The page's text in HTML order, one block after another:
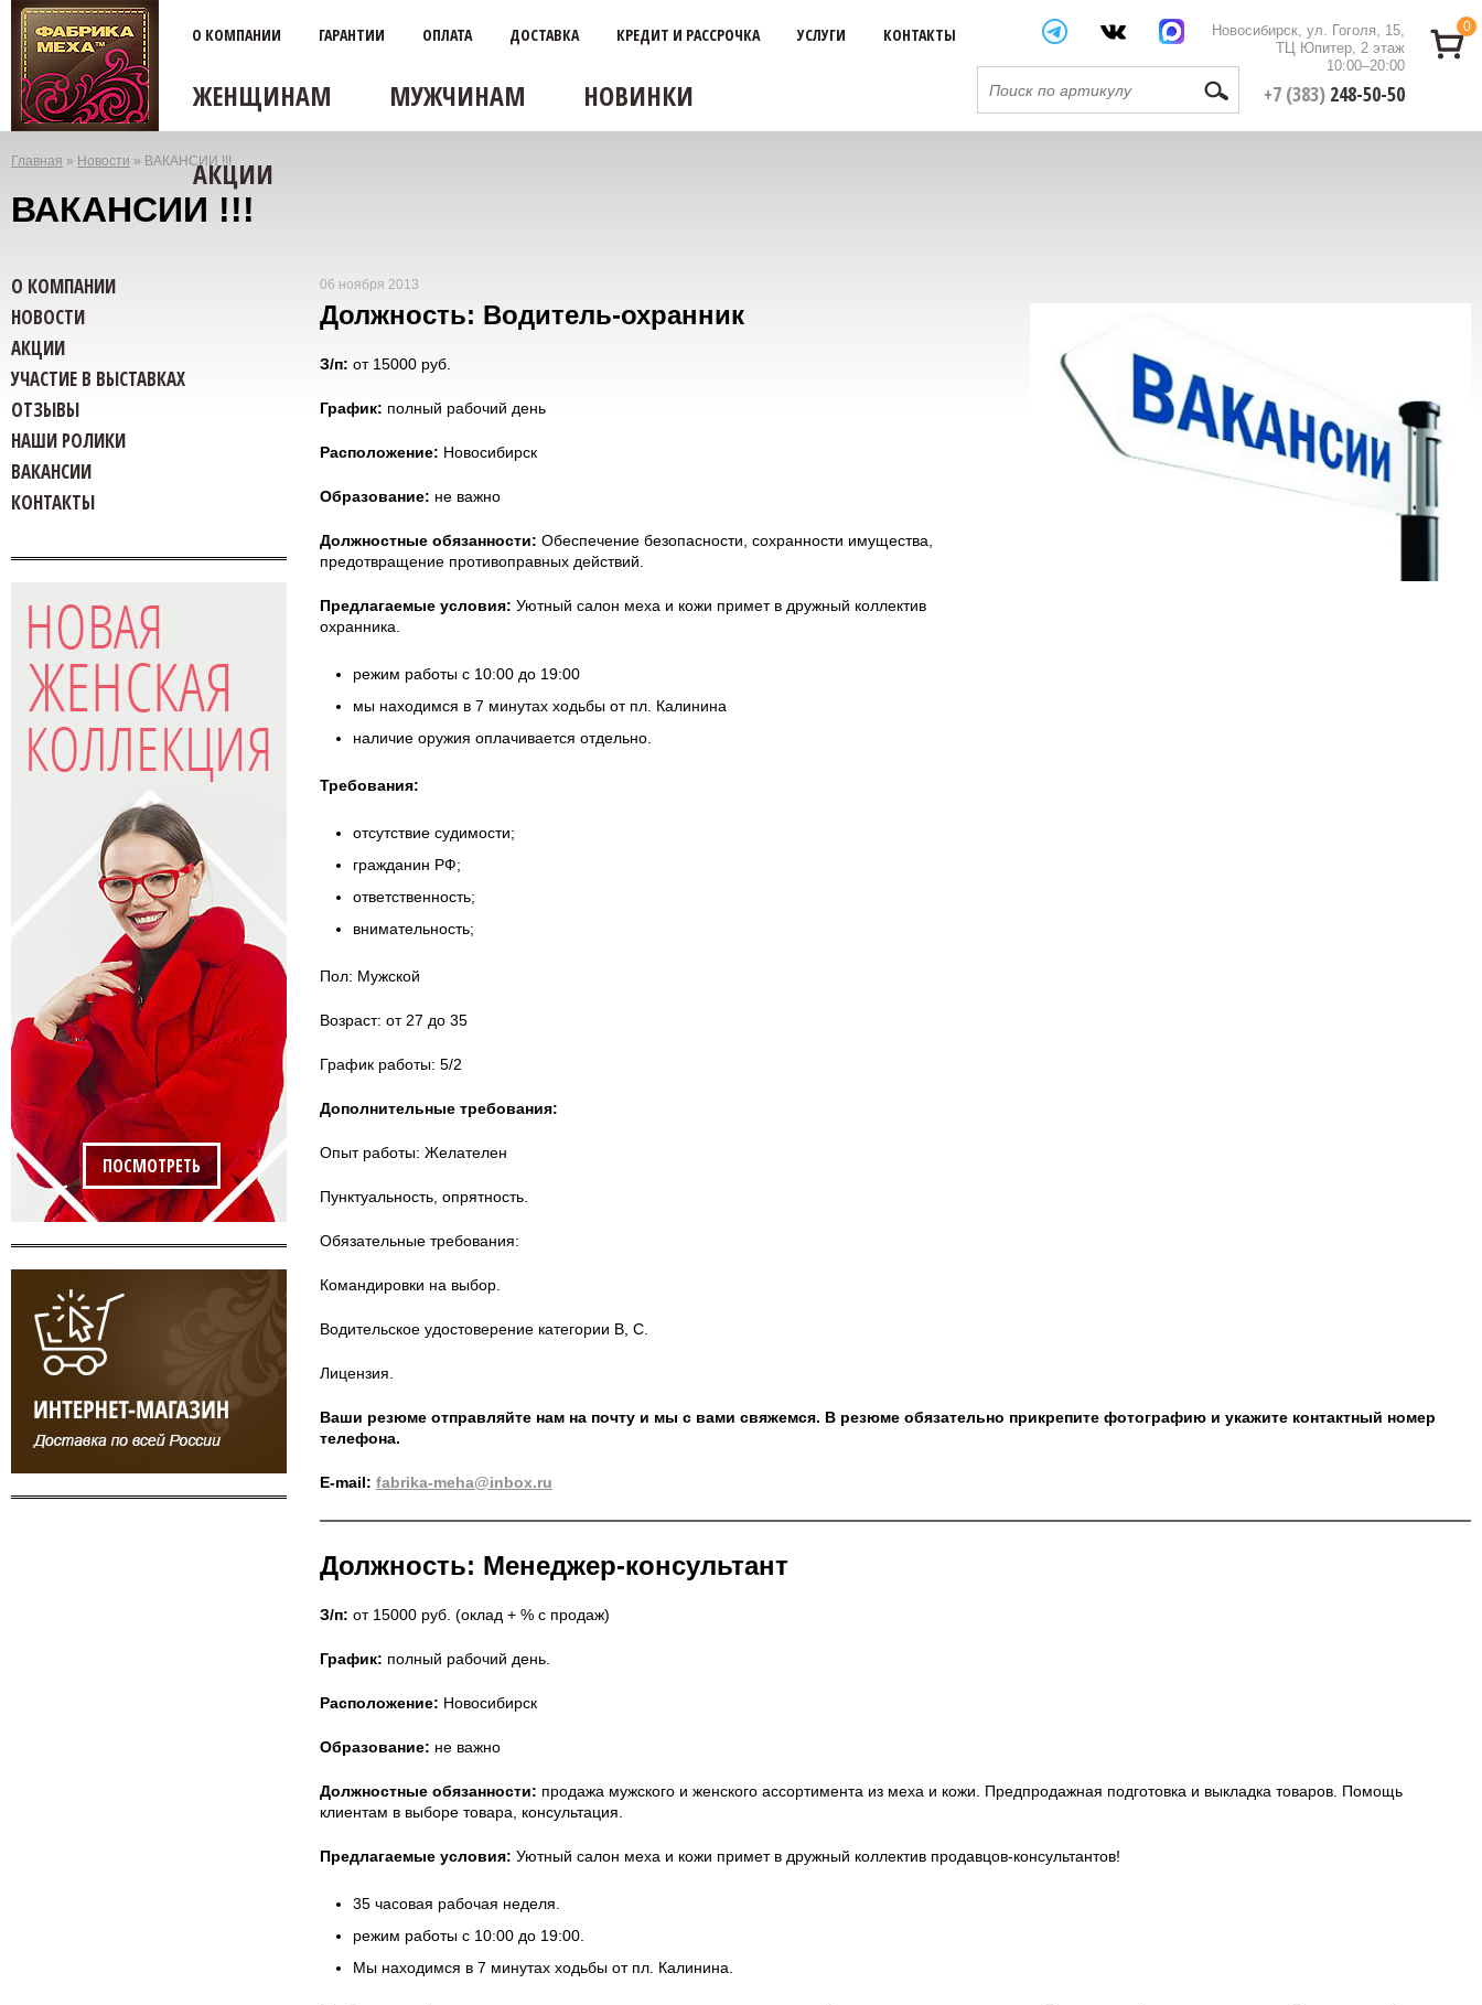
Новосибирск, ул. Гоголя, 15,
ТЦ Юпитер, 2 этаж
10:00–20:00
+7 (383) 248-50-50
О КОМПАНИИ ГАРАНТИИ ОПЛАТА ДОСТАВКА КРЕДИТ И РАССРОЧКА УСЛУГИ КОНТАКТЫ
ЖЕНЩИНАМ МУЖЧИНАМ НОВИНКИ
АКЦИИ
0
Вы
здесь
Главная » Новости » ВАКАНСИИ !!!
ВАКАНСИИ !!!
06 ноября 2013
Должность: Водитель-охранник
З/п: от 15000 руб.
График: полный рабочий день
Расположение: Новосибирск
Образование: не важно
Должностные обязанности: Обеспечение безопасности, сохранности имущества,
предотвращение противоправных действий.
Предлагаемые условия: Уютный салон меха и кожи примет в дружный коллектив
охранника.
режим работы с 10:00 до 19:00
мы находимся в 7 минутах ходьбы от пл. Калинина
наличие оружия оплачивается отдельно.
Требования:
отсутствие судимости;
гражданин РФ;
ответственность;
внимательность;
Пол: Мужской
Возраст: от 27 до 35
График работы: 5/2
Дополнительные требования:
Опыт работы: Желателен
Пунктуальность, опрятность.
Обязательные требования:
Командировки на выбор.
Водительское удостоверение категории B, C.
Лицензия.
Ваши резюме отправляйте нам на почту и мы с вами свяжемся. В резюме обязательно прикрепите фотографию и укажите контактный номер
телефона.
E-mail: fabrika-meha@inbox.ru
Должность: Менеджер-консультант
З/п: от 15000 руб. (оклад + % с продаж)
График: полный рабочий день.
Расположение: Новосибирск
Образование: не важно
Должностные обязанности: продажа мужского и женского ассортимента из меха и кожи. Предпродажная подготовка и выкладка товаров. Помощь
клиентам в выборе товара, консультация.
Предлагаемые условия: Уютный салон меха и кожи примет в дружный коллектив продавцов-консультантов!
35 часовая рабочая неделя.
режим работы с 10:00 до 19:00.
Мы находимся в 7 минутах ходьбы от пл. Калинина.
О КОМПАНИИ
НОВОСТИ
АКЦИИ
УЧАСТИЕ В ВЫСТАВКАХ
ОТЗЫВЫ
НАШИ РОЛИКИ
ВАКАНСИИ
КОНТАКТЫ
ПОСМОТРЕТЬ